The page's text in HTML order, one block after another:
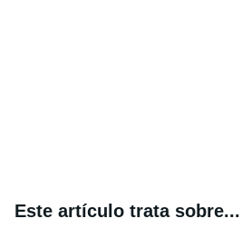
Este artículo trata sobre...